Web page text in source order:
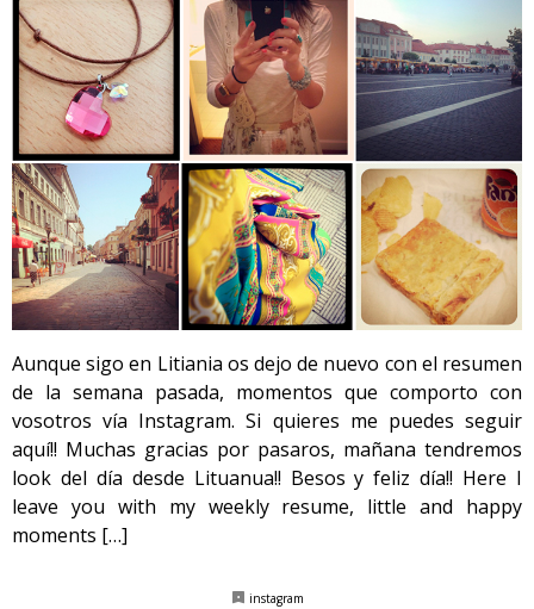
Aunque sigo en Litiania os dejo de nuevo con el resumen
de la semana pasada, momentos que comporto con
vosotros vía Instagram. Si quieres me puedes seguir
aquí!! Muchas gracias por pasaros, mañana tendremos
look del día desde Lituanua!! Besos y feliz día!! Here I
leave you with my weekly resume, little and happy
moments […]
instagram